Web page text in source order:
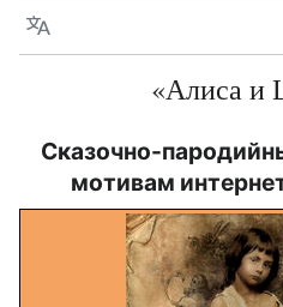
Язык
«Алиса и
Сказочно-
мотивам